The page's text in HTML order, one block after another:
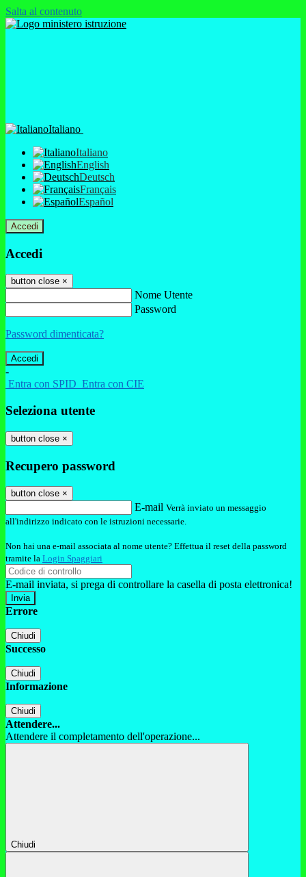
Salta al contenuto
Italiano
Italiano
English
Deutsch
Français
Español
Accedi
Accedi
button close ×
Nome Utente
Password
Password dimenticata?
-
Entra con SPID Entra con CIE
Seleziona utente
button close ×
Recupero password
button close ×
E-mail Verrà inviato un messaggio
all'indirizzo indicato con le istruzioni necessarie.
Non hai una e-mail associata al nome utente? Effettua il reset della password
tramite la Login Spaggiari
E-mail inviata, si prega di controllare la casella di posta elettronica!
Errore
Chiudi
Successo
Chiudi
Informazione
Chiudi
Attendere...
Attendere il completamento dell'operazione...
Chiudi